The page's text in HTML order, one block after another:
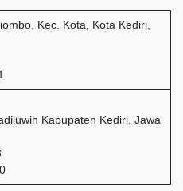
Kec. Kota, Kota Kediri,
Kabupaten Kediri, Jawa